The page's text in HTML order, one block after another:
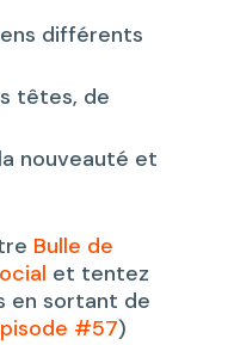
différents
têtes, de
nouveauté et
Bulle de
et tentez
en sortant de
#57)